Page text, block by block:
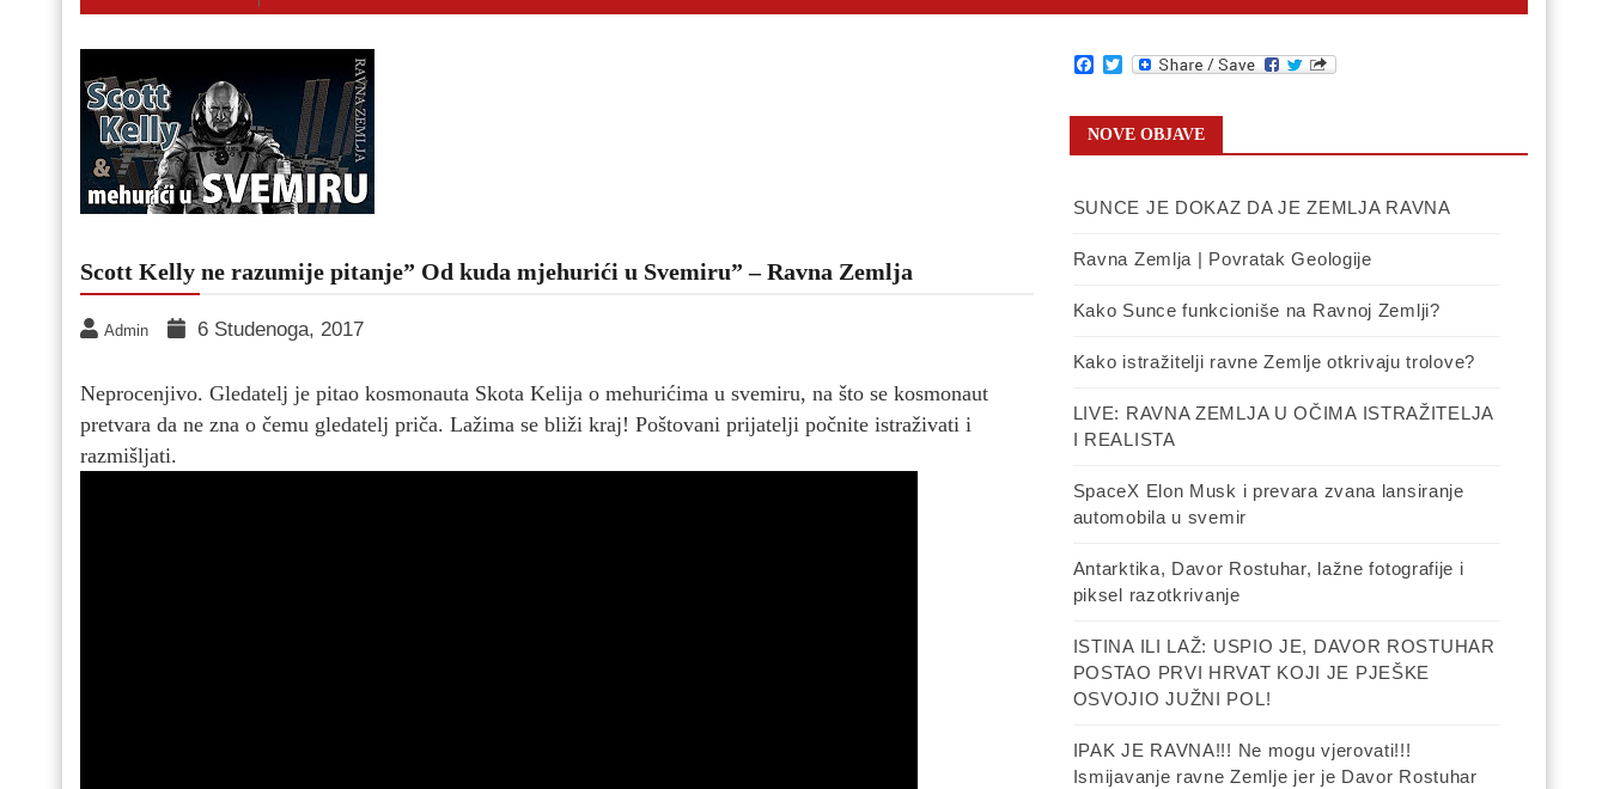
Scott Kelly ne razumije pitanje” Od kuda mjehurići u Svemiru” – Ravna Zemlja
Admin 6 Studenoga, 2017
Neprocenjivo. Gledatelj je pitao kosmonauta Skota Kelija o mehurićima u svemiru, na što se kosmonaut
pretvara da ne zna o čemu gledatelj priča. Lažima se bliži kraj! Poštovani prijatelji počnite istraživati i
razmišljati.
Facebook
Twitter
NOVE OBJAVE
SUNCE JE DOKAZ DA JE ZEMLJA RAVNA
Ravna Zemlja | Povratak Geologije
Kako Sunce funkcioniše na Ravnoj Zemlji?
Kako istražitelji ravne Zemlje otkrivaju trolove?
LIVE: RAVNA ZEMLJA U OČIMA ISTRAŽITELJA
I REALISTA
SpaceX Elon Musk i prevara zvana lansiranje
automobila u svemir
Antarktika, Davor Rostuhar, lažne fotografije i
piksel razotkrivanje
ISTINA ILI LAŽ: USPIO JE, DAVOR ROSTUHAR
POSTAO PRVI HRVAT KOJI JE PJEŠKE
OSVOJIO JUŽNI POL!
IPAK JE RAVNA!!! Ne mogu vjerovati!!!
Ismijavanje ravne Zemlje jer je Davor Rostuhar